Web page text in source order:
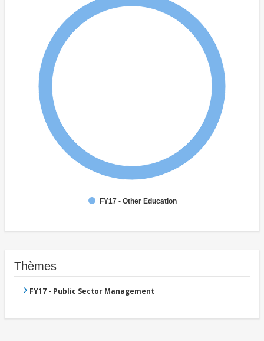
FY17 - Other Education
Thèmes
FY17 - Public Sector Management